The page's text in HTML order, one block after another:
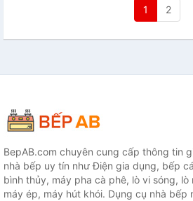
1 2
BepAB.com chuyên cung cấp thông tin
nhà bếp uy tín như Điện gia dụng, bếp
bình thủy, máy pha cà phê, lò vi sóng,
máy ép, máy hút khói. Dụng cụ nhà bếp